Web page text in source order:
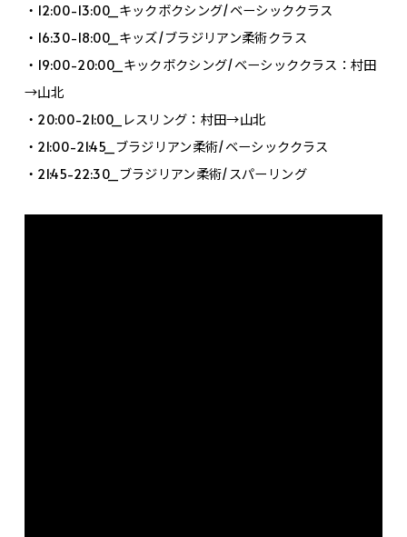
・12:00-13:00_キックボクシング/ベーシッククラス
・16:30-18:00_キッズ/ブラジリアン柔術クラス
・19:00-20:00_キックボクシング/ベーシッククラス：村田
→山北
・20:00-21:00_レスリング：村田→山北
・21:00-21:45_ブラジリアン柔術/ベーシッククラス
・21:45-22:30_ブラジリアン柔術/スパーリング